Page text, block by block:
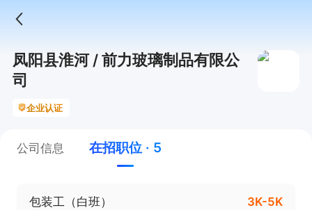
凤阳县淮河 / 前力玻璃制品有限公
司
企业认证
公司信息 在招职位 · 5
包装工（白班） 3K-5K